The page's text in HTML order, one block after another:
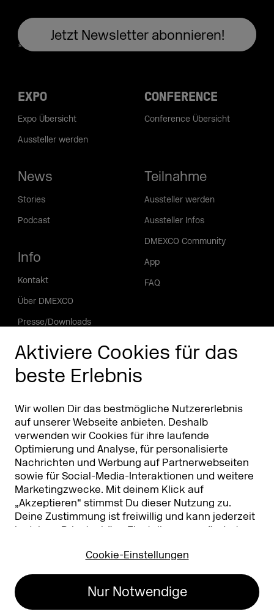
Aktiviere Cookies für das
beste Erlebnis
Wir wollen Dir das bestmögliche Nutzererlebnis
auf unserer Webseite anbieten. Deshalb
verwenden wir Cookies für ihre laufende
Optimierung und Analyse, für personalisierte
Nachrichten und Werbung auf Partnerwebseiten
sowie für Social-Media-Interaktionen und weitere
Marketingzwecke. Mit deinem Klick auf
„Akzeptieren“ stimmst Du dieser Nutzung zu.
Deine Zustimmung ist freiwillig und kann jederzeit
in deinen Privatsphäre-Einstellungen
geändert
Nutzung findest Du in unserer
Cookie-Einstellungen
Nur Notwendige
EXPO
Expo Übersicht
Aussteller werden
CONFERENCE
Conference Übersicht
News
Stories
Podcast
Info
Kontakt
Über DMEXCO
Presse/Downloads
Phishing Alarm
Teilnahme
Aussteller werden
Aussteller Infos
DMEXCO Community
App
FAQ
Partner
Partner & Sponsoren DMEXCO Asia
Koelnmesse GmbH
T. +49 221 821 2020
Impressum
Datenschutz
Erklärung zur